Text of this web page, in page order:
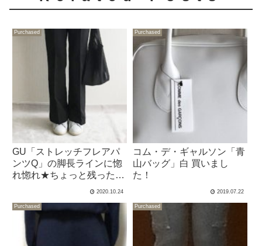
Purchased
GU「ストレッチフレアパ
ンツQ」の脚長ラインに惚
れ惚れ★ちょっと残った葛
2020.10.24
Purchased
コム・デ・ギャルソン「青
山バッグ」白 買いまし
た！
2019.07.22
Purchased Purchased